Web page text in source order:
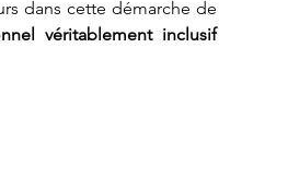
dans cette démarche de
véritablement inclusif